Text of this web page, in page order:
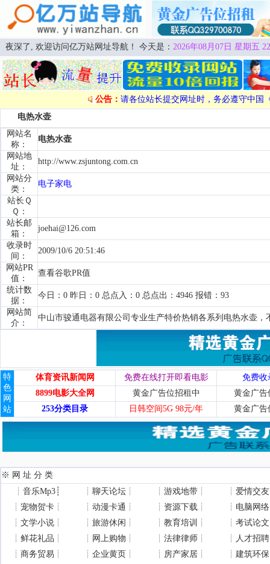
夜深了, 欢迎访问亿万站网址导航！ 今天是： 2026年08月07日 星期五
公告： 请各位站长提交网址时，务必遵守中国
电热水壶
网站名
称：
电热水壶
网站地
址：
http://www.zsjuntong.com.cn
网站分
类：
电子家电
站长Ｑ
Ｑ：
站长邮
箱：
joehai@126.com
收录时
间：
2009/10/6 20:51:46
网站PR
值：
查看谷歌PR值
统计数
据：
今日：0 昨日：0 总点入：0 总点出：4946 报错：93
网站简
介：
中山市骏通电器有限公司专业生产特价热销各系列电热水壶，
特
色
网
站
体育资讯新闻网 免费在线打开即看电影
免费收
8899电影大全网
黄金广告位招租中
黄金广告
253分类目录
日韩空间5G 98元/年 黄金广告
※ 网 址 分 类
┊ 音乐Mp3 ┊ ┊ 聊天论坛 ┊ ┊ 游戏地带 ┊ ┊ 爱情交友
┊ 宠物贺卡 ┊ ┊ 动漫卡通 ┊ ┊ 资源下载 ┊ ┊ 电脑网络
┊ 文学小说 ┊ ┊ 旅游休闲 ┊ ┊ 教育培训 ┊ ┊ 考试论文
┊ 鲜花礼品 ┊ ┊ 网上购物 ┊ ┊ 法律律师 ┊ ┊ 人才招聘
┊ 商务贸易 ┊ ┊ 企业黄页 ┊ ┊ 房产家居 ┊ ┊ 建筑环保